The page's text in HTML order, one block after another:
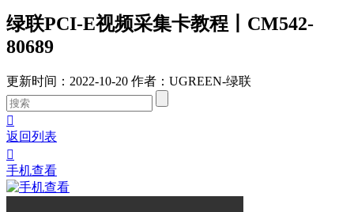
绿联PCI-E视频采集卡教程丨CM542-
80689
更新时间：2022-10-20 作者：UGREEN-绿联

返回列表

手机查看